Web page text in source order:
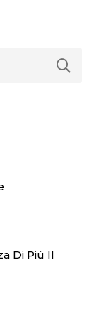
Di Più Il